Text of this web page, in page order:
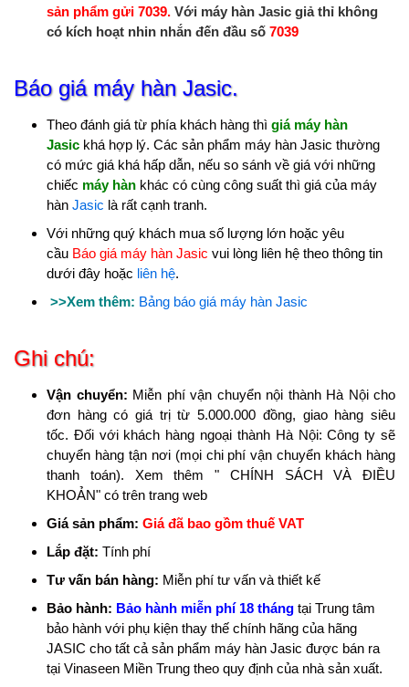
sản phẩm gửi 7039. Với máy hàn Jasic giả thỉ không
có kích hoạt nhin nhắn đến đầu số 7039
Báo giá máy hàn Jasic.
Theo đánh giá từ phía khách hàng thì giá máy hàn
Jasic khá hợp lý. Các sản phẩm máy hàn Jasic thường
có mức giá khá hấp dẫn, nếu so sánh về giá với những
chiếc máy hàn khác có cùng công suất thì giá của máy
hàn Jasic là rất cạnh tranh.
Với những quý khách mua số lượng lớn hoặc yêu
cầu Báo giá máy hàn Jasic vui lòng liên hệ theo thông tin
dưới đây hoặc liên hệ.
>>Xem thêm: Bảng báo giá máy hàn Jasic
Ghi chú:
Vận chuyển: Miễn phí vận chuyển nội thành Hà Nội cho
đơn hàng có giá trị từ 5.000.000 đồng, giao hàng siêu
tốc. Đối với khách hàng ngoại thành Hà Nội: Công ty sẽ
chuyển hàng tận nơi (mọi chi phí vận chuyển khách hàng
thanh toán). Xem thêm " CHÍNH SÁCH VÀ ĐIỀU
KHOẢN" có trên trang web
Giá sản phẩm: Giá đã bao gồm thuế VAT
Lắp đặt: Tính phí
Tư vấn bán hàng: Miễn phí tư vấn và thiết kế
Bảo hành: Bảo hành miễn phí 18 tháng tại Trung tâm
bảo hành với phụ kiện thay thế chính hãng của hãng
JASIC cho tất cả sản phẩm máy hàn Jasic được bán ra
tại Vinaseen Miền Trung theo quy định của nhà sản xuất.